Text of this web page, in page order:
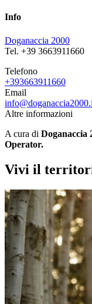
Info
Doganaccia 2000
Tel. +39 3663911660
Telefono
+393663911660
Email
Altre informazioni
A cura di Doganaccia
Operator.
Vivi il